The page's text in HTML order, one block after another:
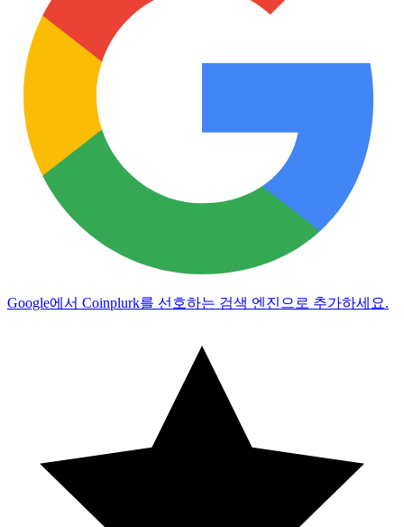
Google에서 Coinplurk를 선호하는 검색 엔진으로 추가하세요.